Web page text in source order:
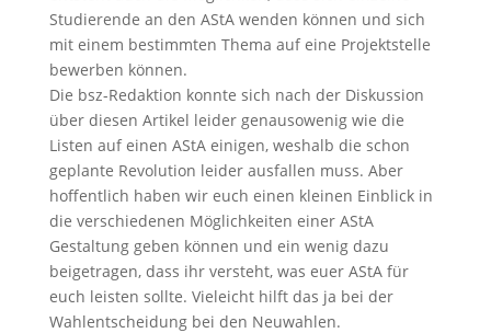
Studierende an den AStA wenden können und sich
mit einem bestimmten Thema auf eine Projektstelle
bewerben können.
Die bsz-Redaktion konnte sich nach der Diskussion
über diesen Artikel leider genausowenig wie die
Listen auf einen AStA einigen, weshalb die schon
geplante Revolution leider ausfallen muss. Aber
hoffentlich haben wir euch einen kleinen Einblick in
die verschiedenen Möglichkeiten einer AStA
Gestaltung geben können und ein wenig dazu
beigetragen, dass ihr versteht, was euer AStA für
euch leisten sollte. Vieleicht hilft das ja bei der
Wahlentscheidung bei den Neuwahlen.